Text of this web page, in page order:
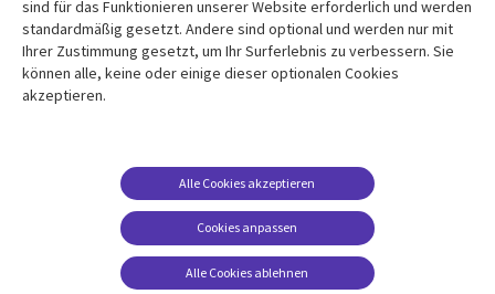
Mediathek
Library
GERMANY
Aktuelles
Rechtliches
Beschwerden/Hinweise
Compliance
Datenschutz
Impressum
GERMANY
sind für das Funktionieren unserer Website erforderlich und werden
standardmäßig gesetzt. Andere sind optional und werden nur mit
Ihrer Zustimmung gesetzt, um Ihr Surferlebnis zu verbessern. Sie
können alle, keine oder einige dieser optionalen Cookies
akzeptieren.
Cookies anpassen
Alle Cookies akzeptieren
Alle Cookies ablehnen